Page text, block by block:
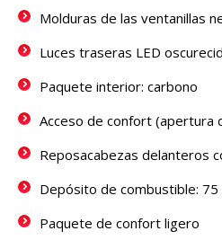
Molduras de las ventanillas
Luces traseras LED
Paquete interior: carbono
Acceso de confort (apertura
Reposacabezas delanteros
Depósito de combustible:
Paquete de confort ligero